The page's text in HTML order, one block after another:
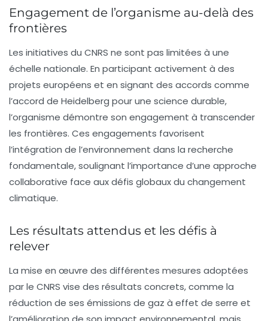
Engagement de l’organisme au-delà des
frontières
Les initiatives du CNRS ne sont pas limitées à une
échelle nationale. En participant activement à des
projets européens et en signant des accords comme
l’accord de Heidelberg pour une science durable,
l’organisme démontre son engagement à transcender
les frontières. Ces engagements favorisent
l’intégration de l’environnement dans la recherche
fondamentale, soulignant l’importance d’une approche
collaborative face aux défis globaux du changement
climatique.
Les résultats attendus et les défis à
relever
La mise en œuvre des différentes mesures adoptées
par le CNRS vise des résultats concrets, comme la
réduction de ses émissions de gaz à effet de serre et